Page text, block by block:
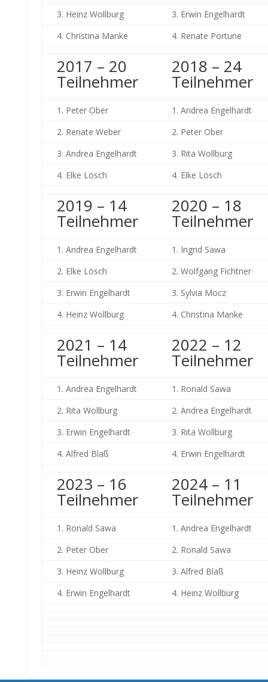
3. Heinz Wollburg
3. Erwin Engelhardt
4. Christina Manke
4. Renate Portune
2017 – 20
Teilnehmer
2018 – 24
Teilnehmer
1. Peter Ober
1. Andrea Engelhardt
2. Renate Weber
2. Peter Ober
3. Andrea Engelhardt
3. Rita Wollburg
4. Elke Lösch
4. Elke Lösch
2019 – 14
Teilnehmer
2020 – 18
Teilnehmer
1. Andrea Engelhardt
1. Ingrid Sawa
2. Elke Lösch
2. Wolfgang Fichtner
3. Erwin Engelhardt
3. Sylvia Mocz
4. Heinz Wollburg
4. Christina Manke
2021 – 14
Teilnehmer
2022 – 12
Teilnehmer
1. Andrea Engelhardt
1. Ronald Sawa
2. Rita Wollburg
2. Andrea Engelhardt
3. Erwin Engelhardt
3. Rita Wollburg
4. Alfred Blaß
4. Erwin Engelhardt
2023 – 16
Teilnehmer
2024 – 11
Teilnehmer
1. Ronald Sawa
1. Andrea Engelhardt
2. Peter Ober
2. Ronald Sawa
3. Heinz Wollburg
3. Alfred Blaß
4. Erwin Engelhardt
4. Heinz Wollburg